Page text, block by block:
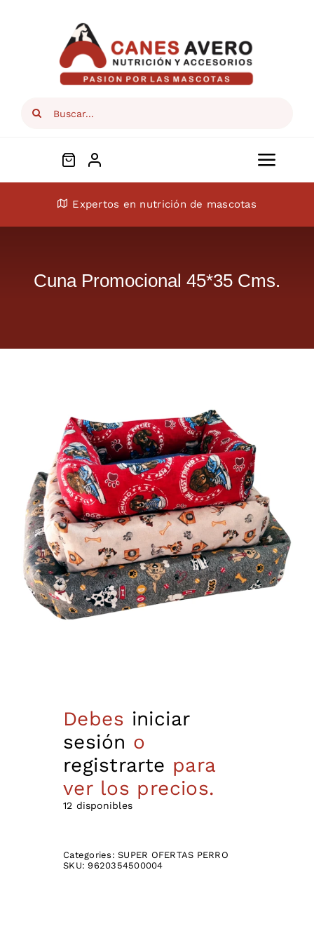
Search
Conócenos
Antiparasitarios
Arenas
Descanso
Super Ofertas
Contacto
Expertos en nutrición de mascotas
Cuna Promocional 45*35 Cms.
Debes iniciar
sesión o
registrarte para
ver los precios.
12 disponibles
Categories:SUPER OFERTAS PERRO
SKU: 9620354500004